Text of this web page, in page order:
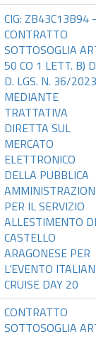
CIG: ZB43C13B94 -
CONTRATTO
SOTTOSOGLIA
50 CO 1 LETT. B)
D. LGS. N. 36/
MEDIANTE
TRATTATIVA
DIRETTA SUL
MERCATO
ELETTRONICO
DELLA PUBBLICA
PER IL SERVIZIO
ALLESTIMENTO
CASTELLO
ARAGONESE PER
L’EVENTO ITALIAN
CRUISE DAY 20
CONTRATTO
SOTTOSOGLIA